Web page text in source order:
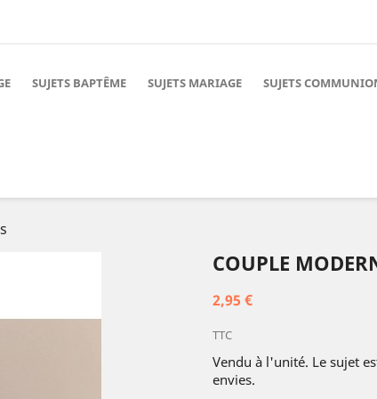
SUJETS BAPTÊME SUJETS MARIAGE SUJETS
COUPLE
2,95 €
TTC
Vendu à l'unité. Le sujet
envies.